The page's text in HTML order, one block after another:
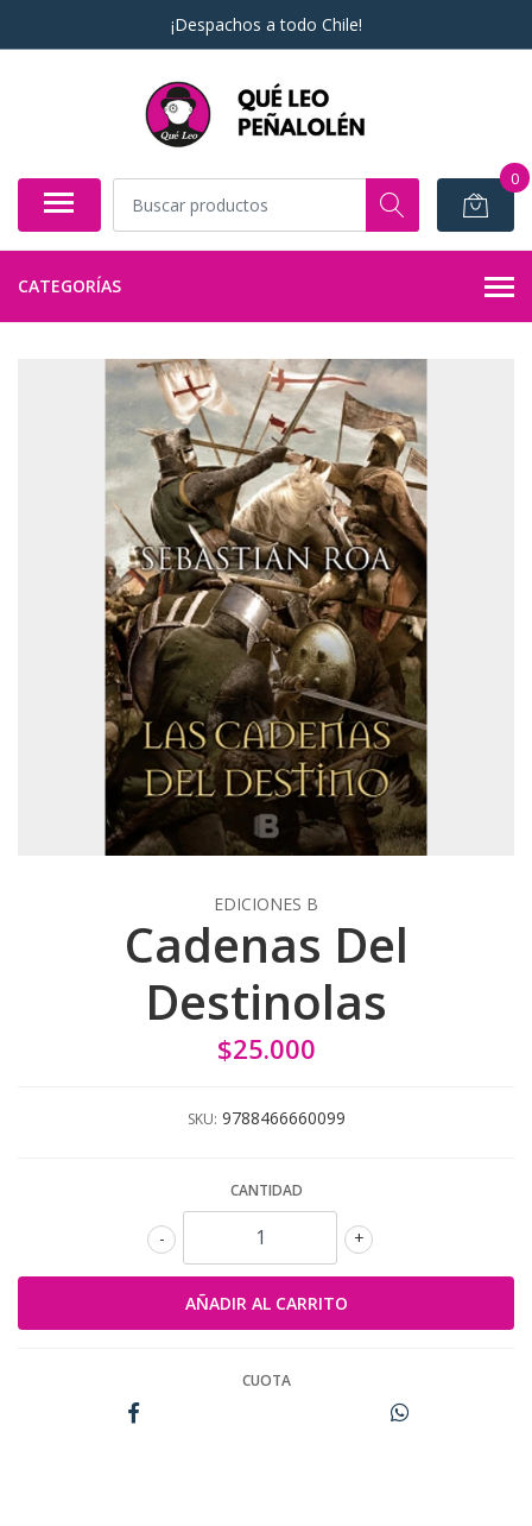
¡Despachos a todo Chile!
0
CATEGORÍAS
EDICIONES B
Cadenas Del
Destinolas
$25.000
SKU: 9788466660099
CANTIDAD
+
-
CUOTA